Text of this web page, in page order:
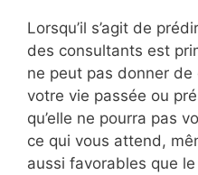
Lorsqu’il s’agit de
des consultants est
ne peut pas donner
votre vie passée ou
qu’elle ne pourra pas
ce qui vous attend,
aussi favorables que